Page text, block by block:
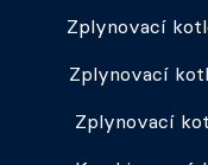
Zplynovací
Zplynovací
Zplynovací